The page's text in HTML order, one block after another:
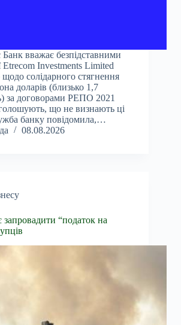
вважає безпідставними
Etrecom Investments Limited
солідарного стягнення
доларів (близько 1,7
за договорами РЕПО 2021
що не визнають ці
банку повідомила,…
08.08.2026
“податок на